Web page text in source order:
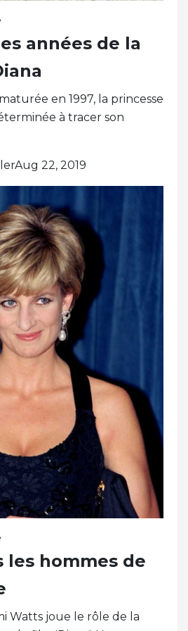
années de la
en 1997, la princesse
à tracer son
22, 2019
les hommes de
Watts joue le rôle de la